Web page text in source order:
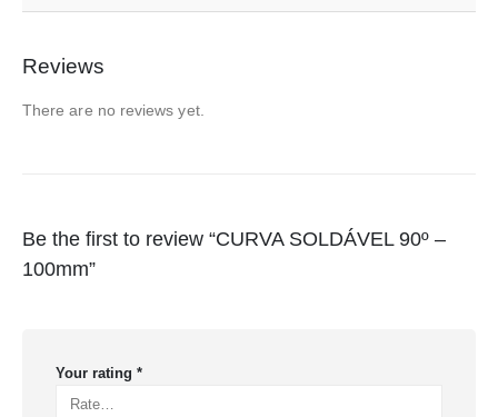
Reviews
There are no reviews yet.
Be the first to review “CURVA SOLDÁVEL 90º –
100mm”
Your rating *